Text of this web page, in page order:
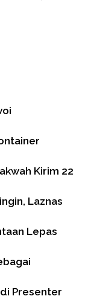
Kirim 22
Laznas
Lepas
Presenter